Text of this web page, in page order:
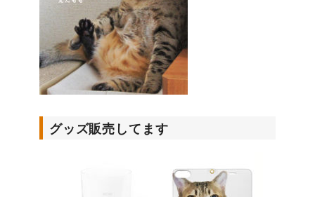
グッズ販売してます